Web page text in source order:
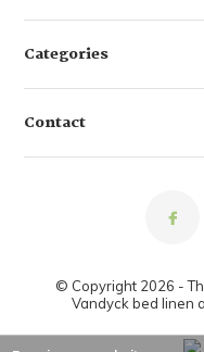
Categories
Contact
© Copyright 2026 -
Vandyck bed linen